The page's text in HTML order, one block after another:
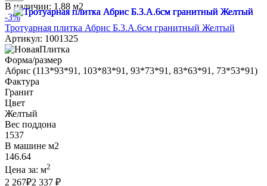
В наличии: 1.88 м2
-3%
Тротуарная плитка Абрис Б.3.А.6см гранитный Желтый
Артикул: 1001325
Форма/размер
Абрис (113*93*91, 103*83*91, 93*73*91, 83*63*91, 73*53*91)
Фактура
Гранит
Цвет
Желтый
Вес поддона
1537
В машине м2
146.64
Цена за: м2
2 267₽2 337 ₽